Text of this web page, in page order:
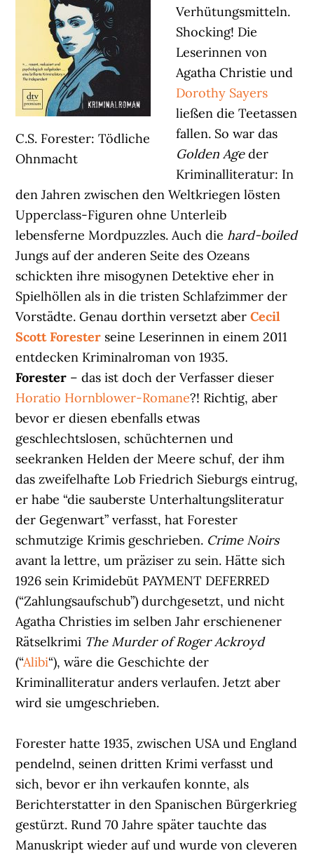
C.S. Forester: Tödliche
Ohnmacht
Verhütungsmitteln.
Shocking! Die
Leserinnen von
Agatha Christie und
Dorothy Sayers
ließen die Teetassen
fallen. So war das
Golden Ageder
Kriminalliteratur: In
den Jahren zwischen den Weltkriegen lösten
Upperclass-Figuren ohne Unterleib
lebensferne Mordpuzzles. Auch diehard-boiled
Jungs auf der anderen Seite des Ozeans
schickten ihre misogynen Detektive eher in
Spielhöllen als in die tristen Schlafzimmer der
Vorstädte. Genau dorthin versetzt aberCecil
Scott Forester seine Leserinnen in einem 2011
entdecken Kriminalroman von 1935.
Forester – das ist doch der Verfasser dieser
Horatio Hornblower-Romane?! Richtig, aber
bevor er diesen ebenfalls etwas
geschlechtslosen, schüchternen und
seekranken Helden der Meere schuf, der ihm
das zweifelhafte Lob Friedrich Sieburgs eintrug,
er habe “die sauberste Unterhaltungsliteratur
der Gegenwart” verfasst, hat Forester
schmutzige Krimis geschrieben. Crime Noirs
avant la lettre, um präziser zu sein. Hätte sich
1926 sein Krimidebüt PAYMENT DEFERRED
(“Zahlungsaufschub”) durchgesetzt, und nicht
Agatha Christies im selben Jahr erschienener
Rätselkrimi The Murder of Roger Ackroyd
(“Alibi“), wäre die Geschichte der
Kriminalliteratur anders verlaufen. Jetzt aber
wird sie umgeschrieben.
Forester hatte 1935, zwischen USA und England
pendelnd, seinen dritten Krimi verfasst und
sich, bevor er ihn verkaufen konnte, als
Berichterstatter in den Spanischen Bürgerkrieg
gestürzt. Rund 70 Jahre später tauchte das
Manuskript wieder auf und wurde von cleveren